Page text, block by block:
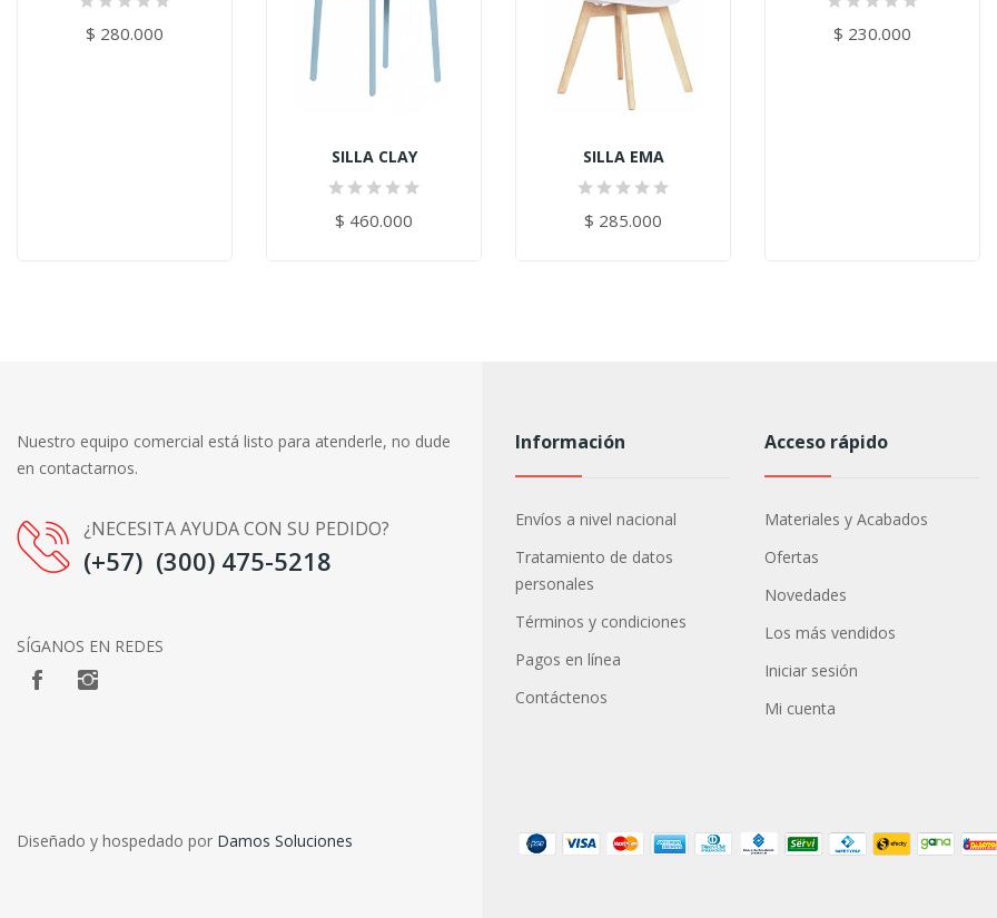
$ 280.000
SILLA CLAY
$ 460.000
SILLA EMA
$ 285.000
$ 230.000
Nuestro equipo comercial está listo para atenderle, no dude
en contactarnos.
¿NECESITA AYUDA CON SU PEDIDO?
(+57) (300) 475-5218
SÍGANOS EN REDES
Información
Envíos a nivel nacional
Tratamiento de datos
personales
Términos y condiciones
Pagos en línea
Contáctenos
Acceso rápido
Materiales y Acabados
Ofertas
Novedades
Los más vendidos
Iniciar sesión
Mi cuenta
Diseñado y hospedado por Damos Soluciones